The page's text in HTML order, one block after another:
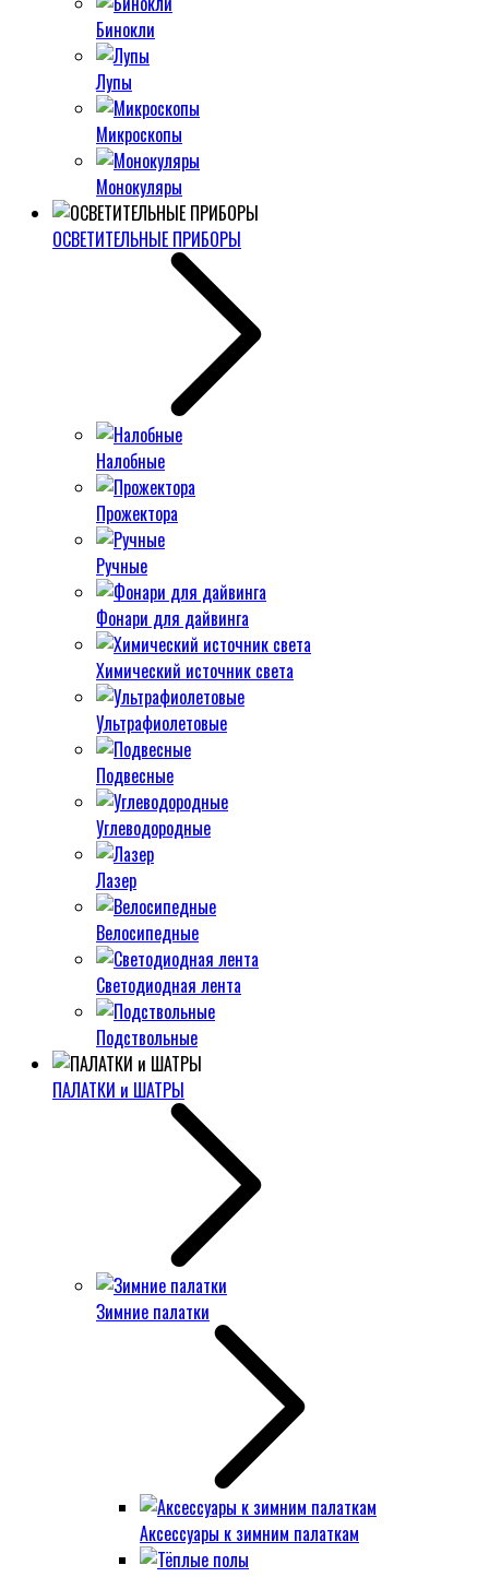
Бинокли
Лупы
Микроскопы
Монокуляры
ОСВЕТИТЕЛЬНЫЕ ПРИБОРЫ
Налобные
Прожектора
Ручные
Фонари для дайвинга
Химический источник света
Ультрафиолетовые
Подвесные
Углеводородные
Лазер
Велосипедные
Светодиодная лента
Подствольные
ПАЛАТКИ и ШАТРЫ
Зимние палатки
Аксессуары к зимним палаткам